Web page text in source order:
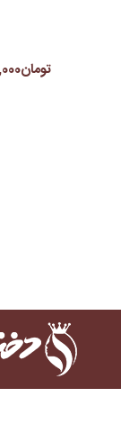
تومان2,580,000